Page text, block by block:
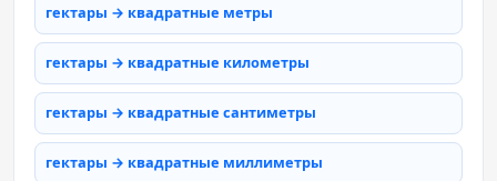
гектары → квадратные метры
гектары → квадратные километры
гектары → квадратные сантиметры
гектары → квадратные миллиметры